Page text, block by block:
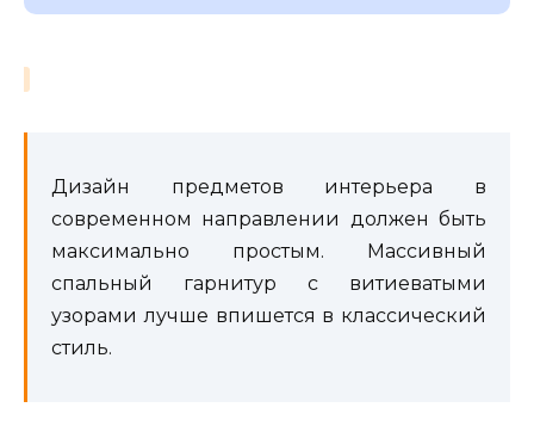
Дизайн предметов интерьера в
современном направлении должен быть
максимально простым. Массивный
спальный гарнитур с витиеватыми
узорами лучше впишется в классический
стиль.